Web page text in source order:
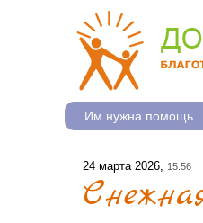
Им нужна помощь
24 марта 2026, 15:56